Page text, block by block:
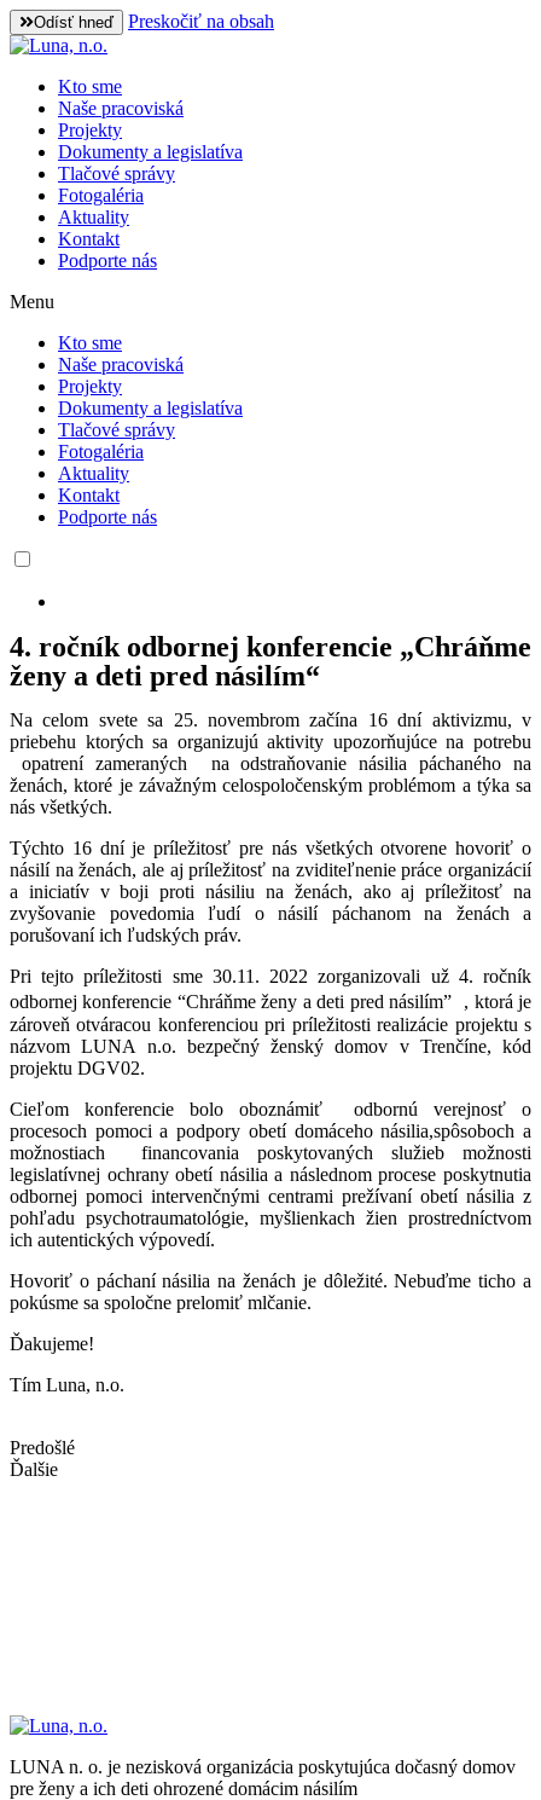
Odísť hneď Preskočiť na obsah
Kto sme
Naše pracoviská
Projekty
Dokumenty a legislatíva
Tlačové správy
Fotogaléria
Aktuality
Kontakt
Podporte nás
Menu
Kto sme
Naše pracoviská
Projekty
Dokumenty a legislatíva
Tlačové správy
Fotogaléria
Aktuality
Kontakt
Podporte nás
4. ročník odbornej konferencie „Chráňme
ženy a deti pred násilím“
Na celom svete sa 25. novembrom začína 16 dní aktivizmu, v
priebehu ktorých sa organizujú aktivity upozorňujúce na potrebu
opatrení zameraných na odstraňovanie násilia páchaného na
ženách, ktoré je závažným celospoločenským problémom a týka sa
nás všetkých.
Týchto 16 dní je príležitosť pre nás všetkých otvorene hovoriť o
násilí na ženách, ale aj príležitosť na zviditeľnenie práce organizácií
a iniciatív v boji proti násiliu na ženách, ako aj príležitosť na
zvyšovanie povedomia ľudí o násilí páchanom na ženách a
porušovaní ich ľudských práv.
Pri tejto príležitosti sme 30.11. 2022 zorganizovali už 4. ročník
odbornej konferencie “Chráňme ženy a deti pred násilím” , ktorá je
zároveň otváracou konferenciou pri príležitosti realizácie projektu s
názvom LUNA n.o. bezpečný ženský domov v Trenčíne, kód
projektu DGV02.
Cieľom konferencie bolo oboznámiť odbornú verejnosť o
procesoch pomoci a podpory obetí domáceho násilia,spôsoboch a
možnostiach financovania poskytovaných služieb možnosti
legislatívnej ochrany obetí násilia a následnom procese poskytnutia
odbornej pomoci intervenčnými centrami prežívaní obetí násilia z
pohľadu psychotraumatológie, myšlienkach žien prostredníctvom
ich autentických výpovedí.
Hovoriť o páchaní násilia na ženách je dôležité. Nebuďme ticho a
pokúsme sa spoločne prelomiť mlčanie.
Ďakujeme!
Tím Luna, n.o.
Predošlé
Ďalšie
LUNA n. o. je nezisková organizácia poskytujúca dočasný domov
pre ženy a ich deti ohrozené domácim násilím